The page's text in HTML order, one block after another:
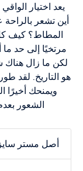
يعد اختيار
أين تشعر
المطاط؟ كيف
مرتخيًا إلى حد
هو التاريخ. لقد
ويمنحك أخيرًا
الشعور
أصل مستر سايز